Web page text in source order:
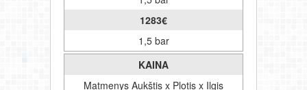
1283€
1,5 bar
KAINA
Matmenys Aukštis x Plotis x Ilgis